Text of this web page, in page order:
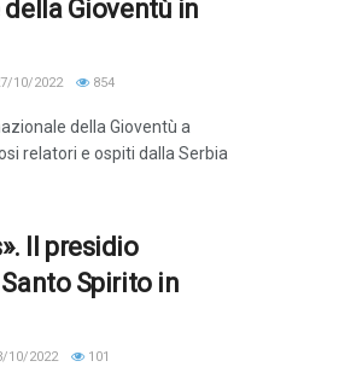
Gioventù in
10/2022 854
della Gioventù a
relatori e ospiti dalla Serbia
Il presidio
Spirito in
10/2022 101